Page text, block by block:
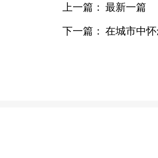
上一篇： 最新一篇
下一篇： 在城市中